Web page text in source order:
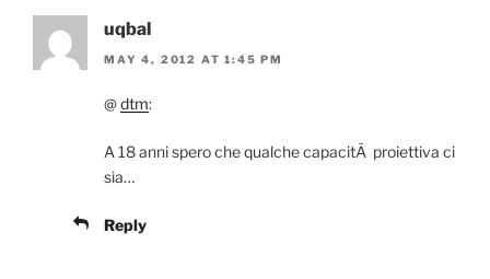
uqbal
MAY 4, 2012 AT 1:45 PM
@dtm:
A 18 anni spero che qualche capacitÃ proiettiva ci
sia…
Reply